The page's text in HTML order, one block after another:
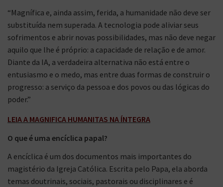
“Magnífica e, ainda assim, ferida, a humanidade não deve ser
substituída nem superada. A tecnologia pode aliviar seus
sofrimentos e abrir novas possibilidades, mas não deve negar
aquilo que lhe é próprio: a capacidade de relação e de amor.
Diante da IA, a verdadeira alternativa não está entre o
entusiasmo e o medo, mas entre duas formas de construir o
progresso: a serviço da pessoa e dos povos ou das lógicas do
poder.”
LEIA A MAGNIFICA HUMANITAS NA ÍNTEGRA
O que é uma encíclica papal?
A encíclica é um dos documentos mais importantes do
magistério da Igreja Católica. Escrita pelo Papa, ela aborda
temas doutrinais, sociais, pastorais ou disciplinares e é